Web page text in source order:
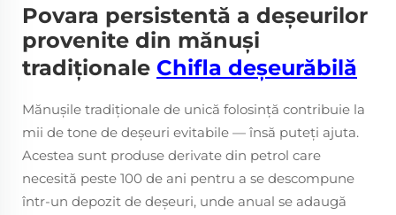
Povara persistentă a deșeurilor
provenite din mănuși
tradiționale Chifla deșeurăbilă
Mănușile tradiționale de unică folosință contribuie la
mii de tone de deșeuri evitabile — însă puteți ajuta.
Acestea sunt produse derivate din petrol care
necesită peste 100 de ani pentru a se descompune
într-un depozit de deșeuri, unde anual se adaugă